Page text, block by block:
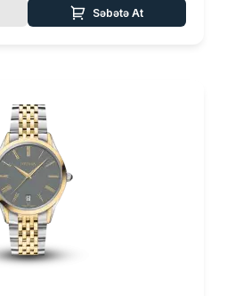
Səbətə At